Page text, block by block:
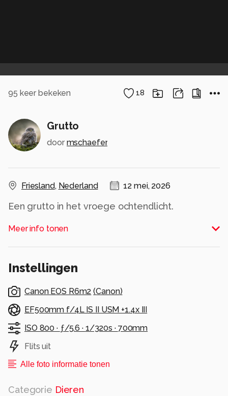
95 keer bekeken 18
Grutto
door mschaefer
Friesland, Nederland 12 mei, 2026
Een grutto in het vroege ochtendlicht.
Alle rechten voorbehouden
Meer info tonen
Instellingen
Canon EOS R6m2 (Canon)
EF500mm f/4L IS II USM +1.4x III
ISO 800 · ƒ/5.6 · 1/320s · 700mm
Flits uit
Alle foto informatie tonen
Categorie Dieren